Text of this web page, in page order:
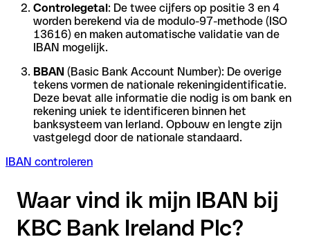
Controlegetal: De twee cijfers op positie 3 en 4
worden berekend via de modulo-97-methode (ISO
13616) en maken automatische validatie van de
IBAN mogelijk.
BBAN (Basic Bank Account Number): De overige
tekens vormen de nationale rekeningidentificatie.
Deze bevat alle informatie die nodig is om bank en
rekening uniek te identificeren binnen het
banksysteem van Ierland. Opbouw en lengte zijn
vastgelegd door de nationale standaard.
IBAN controleren
Waar vind ik mijn IBAN bij
KBC Bank Ireland Plc?